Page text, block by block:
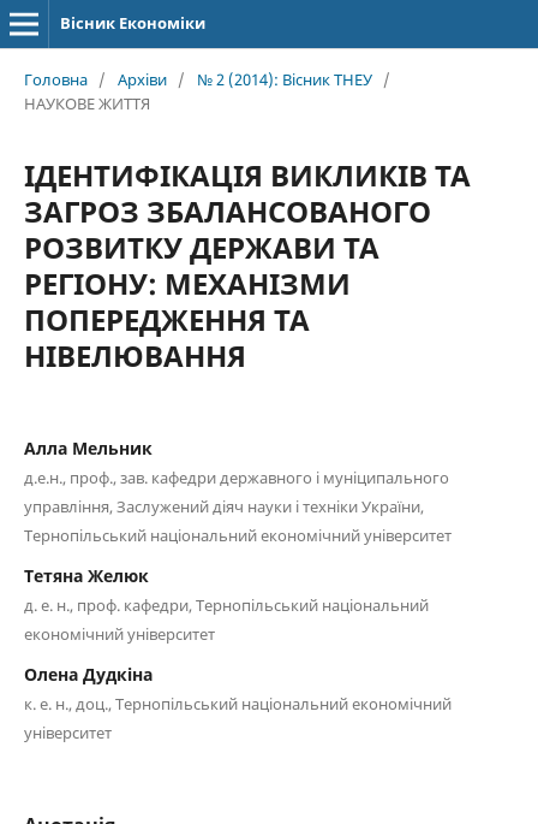
Вісник Економіки
Головна / Архіви / № 2 (2014): Вісник ТНЕУ /
НАУКОВЕ ЖИТТЯ
ІДЕНТИФІКАЦІЯ ВИКЛИКІВ ТА
ЗАГРОЗ ЗБАЛАНСОВАНОГО
РОЗВИТКУ ДЕРЖАВИ ТА
РЕГІОНУ: МЕХАНІЗМИ
ПОПЕРЕДЖЕННЯ ТА
НІВЕЛЮВАННЯ
Алла Мельник
д.е.н., проф., зав. кафедри державного і муніципального
управління, Заслужений діяч науки і техніки України,
Тернопільський національний економічний університет
Тетяна Желюк
д. е. н., проф. кафедри, Тернопільський національний
економічний університет
Олена Дудкіна
к. е. н., доц., Тернопільський національний економічний
університет